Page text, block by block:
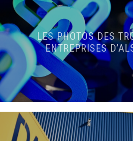
LES PHOTOS DES
ENTREPRISES